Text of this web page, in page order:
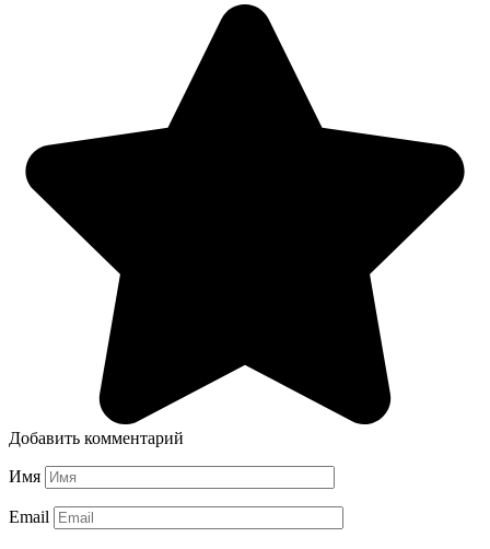
Добавить комментарий
Имя
Email